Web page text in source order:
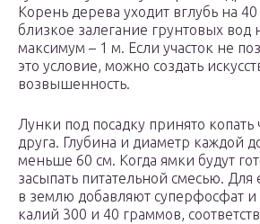
Корень дерева уходит вглубь на
близкое залегание грунтовых вод
максимум – 1 м. Если участок не
это условие, можно создать
возвышенность.
Лунки под посадку принято копать
друга. Глубина и диаметр каждой
меньше 60 см. Когда ямки будут
засыпать питательной смесью. Для
в землю добавляют суперфосфат
калий 300 и 40 граммов,